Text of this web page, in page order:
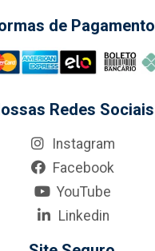
de Pagamento
Redes Sociais
Instagram
Facebook
YouTube
Linkedin